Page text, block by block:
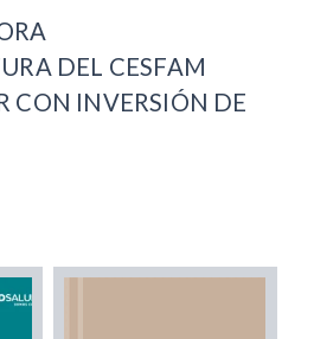
DEL CESFAM
CON INVERSIÓN DE